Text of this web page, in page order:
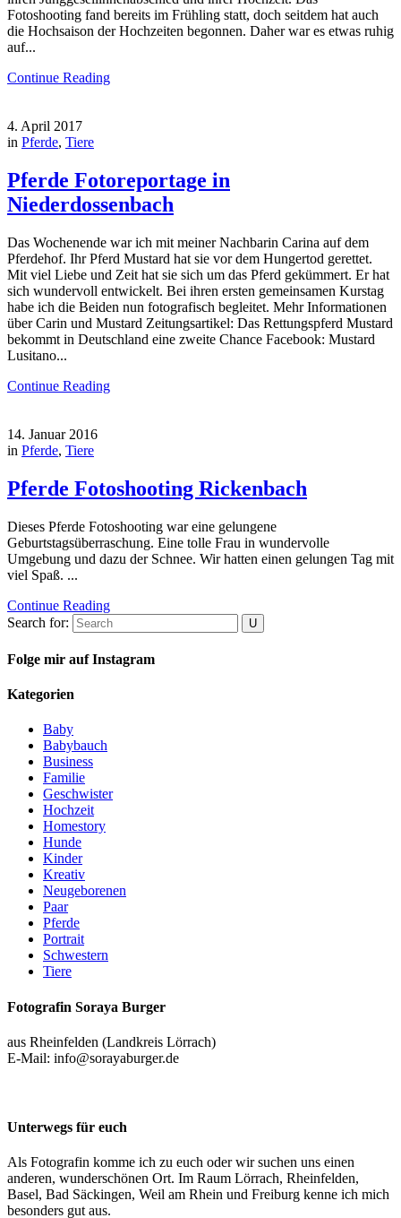
Fotoshooting fand bereits im Frühling statt, doch seitdem hat auch
die Hochsaison der Hochzeiten begonnen. Daher war es etwas ruhig
auf...
Continue Reading
4. April 2017
in Pferde, Tiere
Pferde Fotoreportage in
Niederdossenbach
Das Wochenende war ich mit meiner Nachbarin Carina auf dem
Pferdehof. Ihr Pferd Mustard hat sie vor dem Hungertod gerettet.
Mit viel Liebe und Zeit hat sie sich um das Pferd gekümmert. Er hat
sich wundervoll entwickelt. Bei ihren ersten gemeinsamen Kurstag
habe ich die Beiden nun fotografisch begleitet. Mehr Informationen
über Carin und Mustard Zeitungsartikel: Das Rettungspferd Mustard
bekommt in Deutschland eine zweite Chance Facebook: Mustard
Lusitano...
Continue Reading
14. Januar 2016
in Pferde, Tiere
Pferde Fotoshooting Rickenbach
Dieses Pferde Fotoshooting war eine gelungene
Geburtstagsüberraschung. Eine tolle Frau in wundervolle
Umgebung und dazu der Schnee. Wir hatten einen gelungen Tag mit
viel Spaß. ...
Continue Reading
Search for:
Folge mir auf Instagram
Kategorien
Baby
Babybauch
Business
Familie
Geschwister
Hochzeit
Homestory
Hunde
Kinder
Kreativ
Neugeborenen
Paar
Pferde
Portrait
Schwestern
Tiere
Fotografin Soraya Burger
aus Rheinfelden (Landkreis Lörrach)
E-Mail: info@sorayaburger.de
Unterwegs für euch
Als Fotografin komme ich zu euch oder wir suchen uns einen
anderen, wunderschönen Ort. Im Raum Lörrach, Rheinfelden,
Basel, Bad Säckingen, Weil am Rhein und Freiburg kenne ich mich
besonders gut aus.